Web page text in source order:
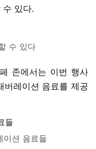
수 있다.
수 있다
존에서는 이번 행사
버레이션 음료를 제공
이션 음료들